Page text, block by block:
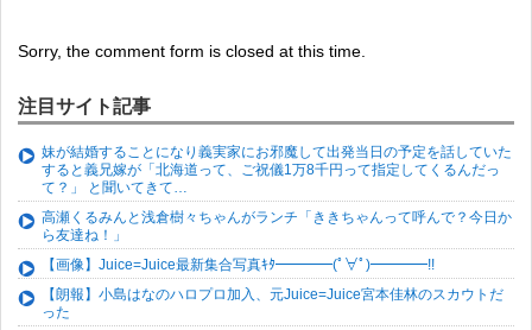
Sorry, the comment form is closed at this time.
注目サイト記事
妹が結婚することになり義実家にお邪魔して出発当日の予定を話していた
すると義兄嫁が「北海道って、ご祝儀1万8千円って指定してくるんだっ
て？」 と聞いてきて…
高瀬くるみんと浅倉樹々ちゃんがランチ「ききちゃんって呼んで？今日か
ら友達ね！」
【画像】Juice=Juice最新集合写真ｷﾀ━━━━(ﾟ∀ﾟ)━━━━!!
【朗報】小島はなのハロプロ加入、元Juice=Juice宮本佳林のスカウトだ
った